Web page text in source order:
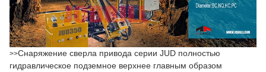
>>Снаряжение сверла привода серии JUD полностью
гидравлическое подземное верхнее главным образом